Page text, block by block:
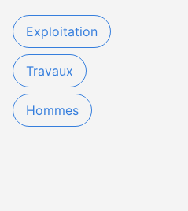
Exploitation
Travaux
Hommes